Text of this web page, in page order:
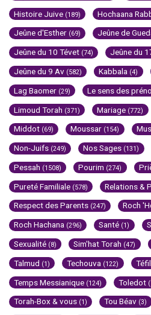
Histoire Juive (189) Hochaana
Jeûne d'Esther (69) Jeûne de
Jeûne du 10 Tévet (74) Jeûne du
Jeûne du 9 Av (582) Kabbala (4)
Lag Baomer (29) Le sens des
Limoud Torah (371) Mariage (772)
Middot (69) Moussar (154)
Non-Juifs (249) Nos Sages (131)
Pessah (1508) Pourim (274)
Pureté Familiale (578) Relations &
Respect des Parents (247) Roch
Roch Hachana (296) Santé (1)
Sexualité (8) Sim'hat Torah (47)
Talmud (1) Techouva (122)
Temps Messianique (124) Toledot
Torah-Box & vous (1) Tou Béav (3)